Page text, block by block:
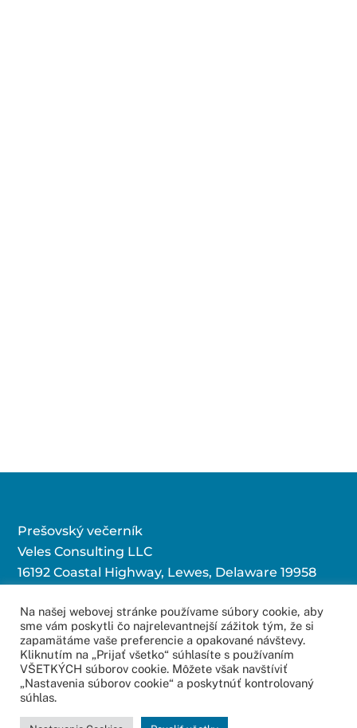
Prešovský večerník
Veles Consulting LLC
16192 Coastal Highway, Lewes, Delaware 19958
Kontaktujte nás:
redakcia@povecernik.sk
© 2016 – 2022 Web Studio – Tvorba Web Stránok
Na našej webovej stránke používame súbory cookie, aby
sme vám poskytli čo najrelevantnejší zážitok tým, že si
zapamätáme vaše preferencie a opakované návštevy.
Kliknutím na „Prijať všetko“ súhlasíte s používaním
VŠETKÝCH súborov cookie. Môžete však navštíviť
„Nastavenia súborov cookie“ a poskytnúť kontrolovaný
súhlas.